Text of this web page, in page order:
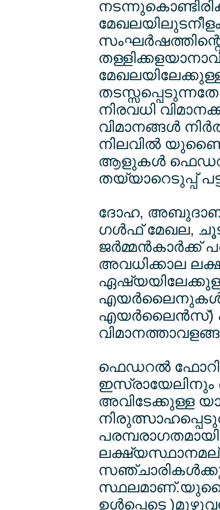
നിരവധി
വിമാനങ്ങള്‍
നിലവില്‍
ആളുകള്‍ ഫെഡറല്‍
തയ്യാറെടുപ്പ്
ദോഹ,
ഗള്‍ഫ് മേഖല,
ജര്‍മ്മന്‍കാര്‍ക്ക്
അവധിക്കാല
എയര്‍ലൈനുകള്‍ക്ക്
എയര്‍ലൈന്‍സ്)
ഫെഡറല്‍
ഇസ്രായേലിനും
അവിടേക്കുള്ള
ഉള്‍പ്പെടെ